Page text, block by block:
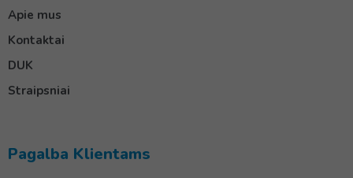
Apie mus
Kontaktai
DUK
Straipsniai
Pagalba Klientams